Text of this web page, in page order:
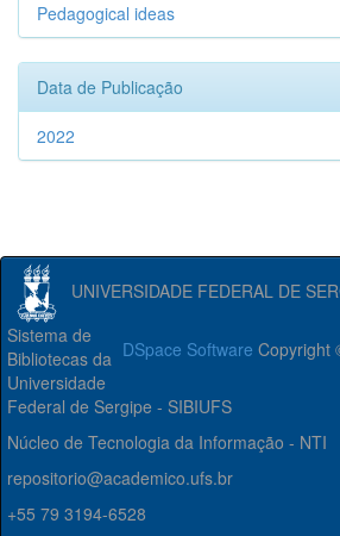
Pedagogical ideas
Data de Publicação
2022
UNIVERSIDADE FEDERAL DE
DSpace Software Copyright
Sistema de
Bibliotecas da
Universidade
Federal de Sergipe - SIBIUFS
Núcleo de Tecnologia da Informação - NTI
repositorio@academico.ufs.br
+55 79 3194-6528